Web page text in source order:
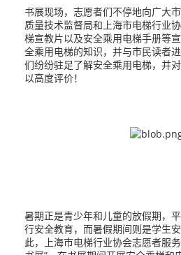
书展现场，志愿者们不停地向广大
质量技术监督局和上海市电梯行业
梯宣教片以及安全乘用电梯手册等
全乘用电梯的知识，并与市民读者
们纷纷驻足了解安全乘用电梯，并
以高度评价！
暑期正是青少年和儿童的放假期，
行安全教育，而暑假期间则是学生
此，上海市电梯行业协会志愿者服